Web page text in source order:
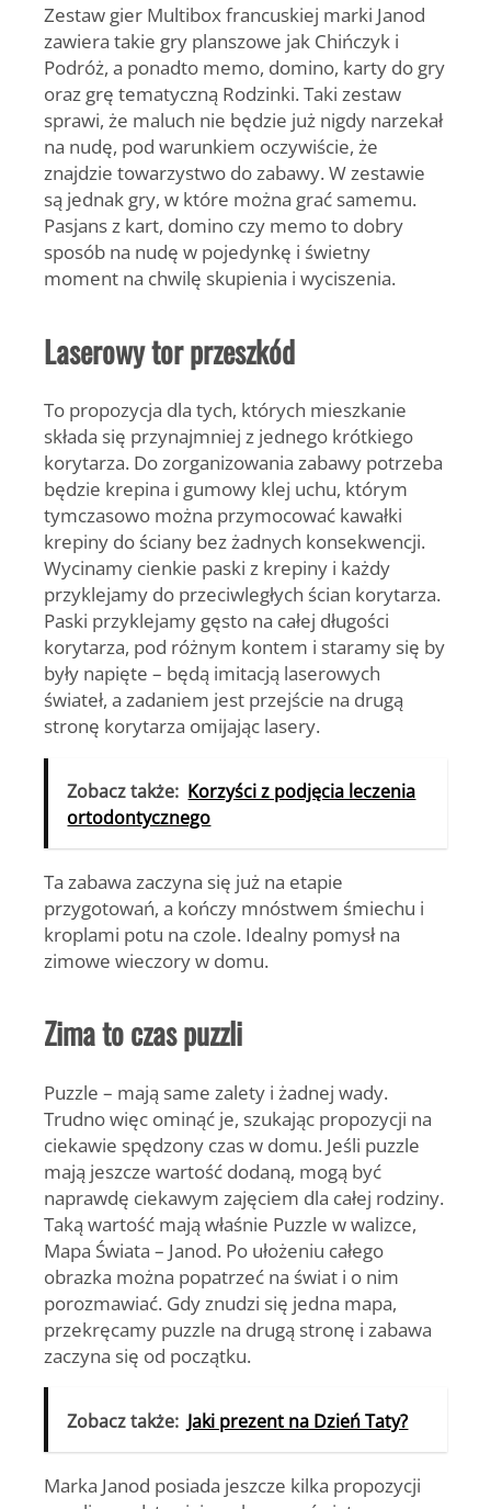
Zestaw gier Multibox francuskiej marki Janod
zawiera takie gry planszowe jak Chińczyk i
Podróż, a ponadto memo, domino, karty do gry
oraz grę tematyczną Rodzinki. Taki zestaw
sprawi, że maluch nie będzie już nigdy narzekał
na nudę, pod warunkiem oczywiście, że
znajdzie towarzystwo do zabawy. W zestawie
są jednak gry, w które można grać samemu.
Pasjans z kart, domino czy memo to dobry
sposób na nudę w pojedynkę i świetny
moment na chwilę skupienia i wyciszenia.
Laserowy tor przeszkód
To propozycja dla tych, których mieszkanie
składa się przynajmniej z jednego krótkiego
korytarza. Do zorganizowania zabawy potrzeba
będzie krepina i gumowy klej uchu, którym
tymczasowo można przymocować kawałki
krepiny do ściany bez żadnych konsekwencji.
Wycinamy cienkie paski z krepiny i każdy
przyklejamy do przeciwległych ścian korytarza.
Paski przyklejamy gęsto na całej długości
korytarza, pod różnym kontem i staramy się by
były napięte – będą imitacją laserowych
świateł, a zadaniem jest przejście na drugą
stronę korytarza omijając lasery.
Zobacz także: Korzyści z podjęcia leczenia
ortodontycznego
Ta zabawa zaczyna się już na etapie
przygotowań, a kończy mnóstwem śmiechu i
kroplami potu na czole. Idealny pomysł na
zimowe wieczory w domu.
Zima to czas puzzli
Puzzle – mają same zalety i żadnej wady.
Trudno więc ominąć je, szukając propozycji na
ciekawie spędzony czas w domu. Jeśli puzzle
mają jeszcze wartość dodaną, mogą być
naprawdę ciekawym zajęciem dla całej rodziny.
Taką wartość mają właśnie Puzzle w walizce,
Mapa Świata – Janod. Po ułożeniu całego
obrazka można popatrzeć na świat i o nim
porozmawiać. Gdy znudzi się jedna mapa,
przekręcamy puzzle na drugą stronę i zabawa
zaczyna się od początku.
Zobacz także: Jaki prezent na Dzień Taty?
Marka Janod posiada jeszcze kilka propozycji